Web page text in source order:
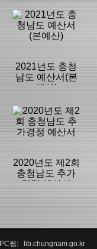
2023/01/17
분류명 : 예산서
|
2022/12/13
문:321
2021년도 충청
남도 예산서(본
예산)
분류명 : 예산서
|
등록일 :
|
2020년도 제2회
충청남도 추가
경정 예산서
PC웹: lib.chungnam.go.kr